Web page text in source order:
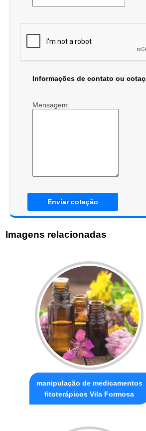
Informações de contato ou
Mensagem:
Enviar cotação
Imagens relacionadas
manipulação de medicamentos
fitoterápicos Vila Formosa